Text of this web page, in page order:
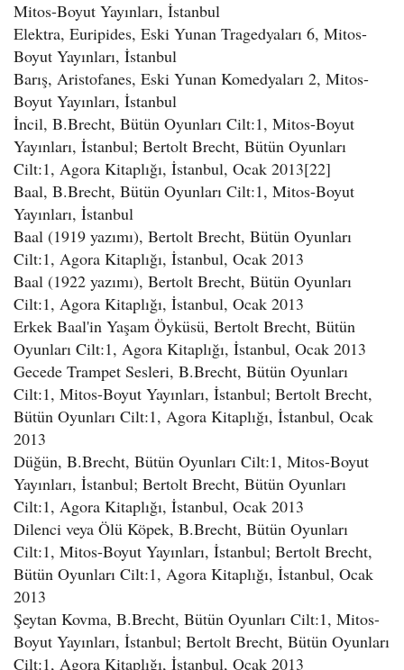
Mitos-Boyut Yayınları, İstanbul
Elektra, Euripides, Eski Yunan Tragedyaları 6, Mitos-
Boyut Yayınları, İstanbul
Barış, Aristofanes, Eski Yunan Komedyaları 2, Mitos-
Boyut Yayınları, İstanbul
İncil, B.Brecht, Bütün Oyunları Cilt:1, Mitos-Boyut
Yayınları, İstanbul; Bertolt Brecht, Bütün Oyunları
Cilt:1, Agora Kitaplığı, İstanbul, Ocak 2013[22]
Baal, B.Brecht, Bütün Oyunları Cilt:1, Mitos-Boyut
Yayınları, İstanbul
Baal (1919 yazımı), Bertolt Brecht, Bütün Oyunları
Cilt:1, Agora Kitaplığı, İstanbul, Ocak 2013
Baal (1922 yazımı), Bertolt Brecht, Bütün Oyunları
Cilt:1, Agora Kitaplığı, İstanbul, Ocak 2013
Erkek Baal'in Yaşam Öyküsü, Bertolt Brecht, Bütün
Oyunları Cilt:1, Agora Kitaplığı, İstanbul, Ocak 2013
Gecede Trampet Sesleri, B.Brecht, Bütün Oyunları
Cilt:1, Mitos-Boyut Yayınları, İstanbul; Bertolt Brecht,
Bütün Oyunları Cilt:1, Agora Kitaplığı, İstanbul, Ocak
2013
Düğün, B.Brecht, Bütün Oyunları Cilt:1, Mitos-Boyut
Yayınları, İstanbul; Bertolt Brecht, Bütün Oyunları
Cilt:1, Agora Kitaplığı, İstanbul, Ocak 2013
Dilenci veya Ölü Köpek, B.Brecht, Bütün Oyunları
Cilt:1, Mitos-Boyut Yayınları, İstanbul; Bertolt Brecht,
Bütün Oyunları Cilt:1, Agora Kitaplığı, İstanbul, Ocak
2013
Şeytan Kovma, B.Brecht, Bütün Oyunları Cilt:1, Mitos-
Boyut Yayınları, İstanbul; Bertolt Brecht, Bütün Oyunları
Cilt:1, Agora Kitaplığı, İstanbul, Ocak 2013